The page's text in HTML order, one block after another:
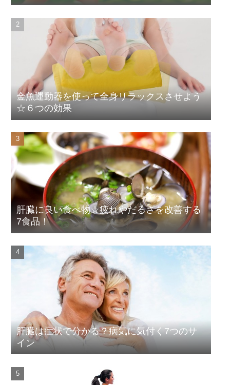
金魚運動器を使って全身リラックスさせよう
☆６つの効果
肝臓に良い食べ物☆疲れやだるさを改善する
7食品！
肝臓は症状で分かる？病気に気付く7つのサ
イン